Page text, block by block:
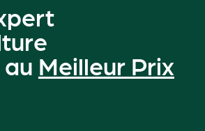
Meilleur Prix